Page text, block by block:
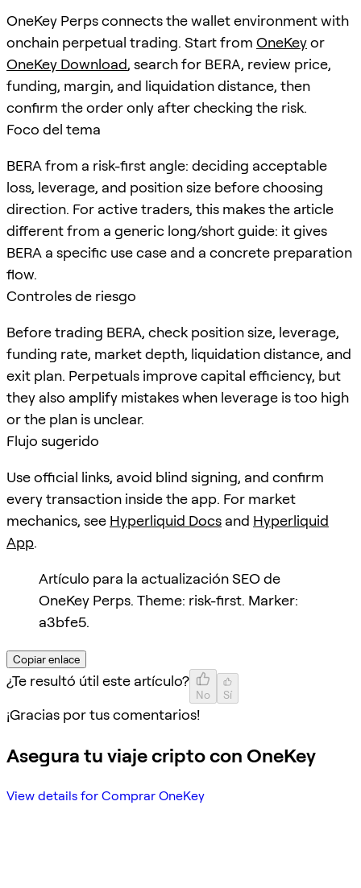
OneKey Perps connects the wallet environment with
onchain perpetual trading. Start from OneKeyor
OneKey Download, search for BERA, review price,
funding, margin, and liquidation distance, then
confirm the order only after checking the risk.
Foco del tema
BERA from a risk-first angle: deciding acceptable
loss, leverage, and position size before choosing
direction. For active traders, this makes the article
different from a generic long/short guide: it gives
BERA a specific use case and a concrete preparation
flow.
Controles de riesgo
Before trading BERA, check position size, leverage,
funding rate, market depth, liquidation distance, and
exit plan. Perpetuals improve capital efficiency, but
they also amplify mistakes when leverage is too high
or the plan is unclear.
Flujo sugerido
Use official links, avoid blind signing, and confirm
every transaction inside the app. For market
mechanics, see Hyperliquid Docs and Hyperliquid
App.
Artículo para la actualización SEO de
OneKey Perps. Theme: risk-first. Marker:
a3bfe5.
Copiar enlace
¿Te resultó útil este artículo?
No Sí
¡Gracias por tus comentarios!
Asegura tu viaje cripto con OneKey
View details for Comprar OneKey